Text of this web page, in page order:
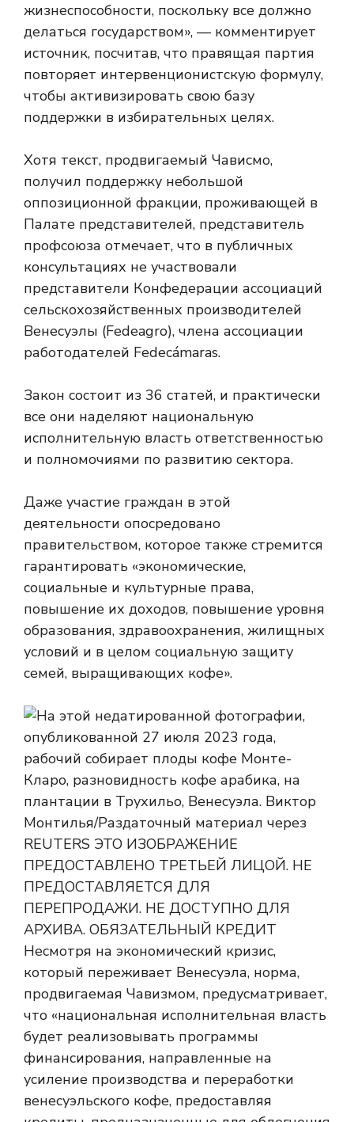
жизнеспособности, поскольку все должно
делаться государством», — комментирует
источник, посчитав, что правящая партия
повторяет интервенционистскую формулу,
чтобы активизировать свою базу
поддержки в избирательных целях.
Хотя текст, продвигаемый Чависмо,
получил поддержку небольшой
оппозиционной фракции, проживающей в
Палате представителей, представитель
профсоюза отмечает, что в публичных
консультациях не участвовали
представители Конфедерации ассоциаций
сельскохозяйственных производителей
Венесуэлы (Fedeagro), члена ассоциации
работодателей Fedecámaras.
Закон состоит из 36 статей, и практически
все они наделяют национальную
исполнительную власть ответственностью
и полномочиями по развитию сектора.
Даже участие граждан в этой
деятельности опосредовано
правительством, которое также стремится
гарантировать «экономические,
социальные и культурные права,
повышение их доходов, повышение уровня
образования, здравоохранения, жилищных
условий и в целом социальную защиту
семей, выращивающих кофе».
Несмотря на экономический кризис,
который переживает Венесуэла, норма,
продвигаемая Чавизмом, предусматривает,
что «национальная исполнительная власть
будет реализовывать программы
финансирования, направленные на
усиление производства и переработки
венесуэльского кофе, предоставляя